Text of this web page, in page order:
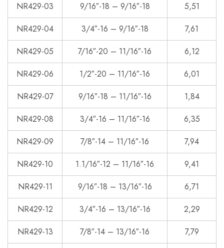
NR429-03
9/16″-18 – 9/16″-18
5,51
NR429-04
3/4″-16 – 9/16″-18
7,61
NR429-05
7/16″-20 – 11/16″-16
6,12
NR429-06
1/2″-20 – 11/16″-16
6,01
NR429-07
9/16″-18 – 11/16″-16
1,84
NR429-08
3/4″-16 – 11/16″-16
6,35
NR429-09
7/8″-14 – 11/16″-16
7,94
NR429-10
1.1/16″-12 – 11/16″-16
9,41
NR429-11
9/16″-18 – 13/16″-16
6,71
NR429-12
3/4″-16 – 13/16″-16
2,29
NR429-13
7/8″-14 – 13/16″-16
7,79